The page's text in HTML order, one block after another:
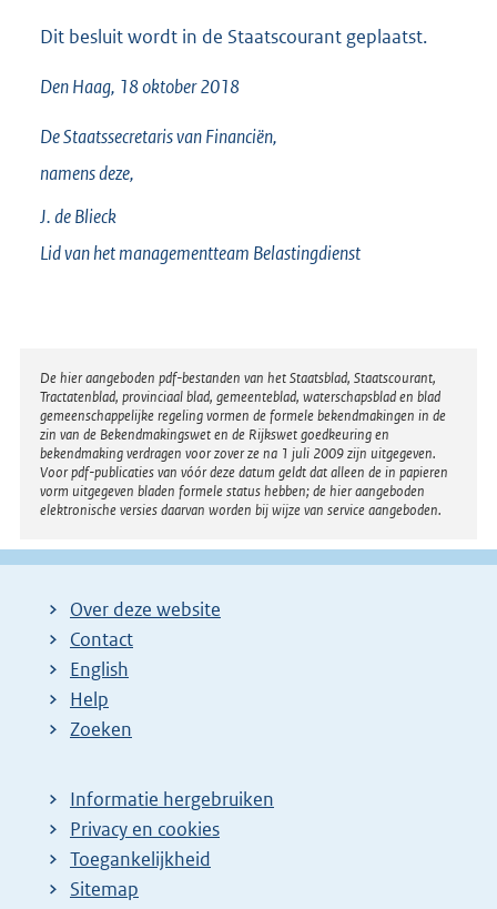
Dit besluit wordt in de Staatscourant geplaatst.
Den Haag, 18 oktober 2018
De Staatssecretaris van Financiën,
namens deze,
J. deBlieck
Lid van het managementteam Belastingdienst
Disclaimer
De hier aangeboden pdf-bestanden van het Staatsblad, Staatscourant,
Tractatenblad, provinciaal blad, gemeenteblad, waterschapsblad en blad
gemeenschappelijke regeling vormen de formele bekendmakingen in de
zin van de Bekendmakingswet en de Rijkswet goedkeuring en
bekendmaking verdragen voor zover ze na 1 juli 2009 zijn uitgegeven.
Voor pdf-publicaties van vóór deze datum geldt dat alleen de in papieren
vorm uitgegeven bladen formele status hebben; de hier aangeboden
elektronische versies daarvan worden bij wijze van service aangeboden.
Over deze website
Contact
English
Help
Zoeken
Informatie hergebruiken
Privacy en cookies
Toegankelijkheid
Sitemap